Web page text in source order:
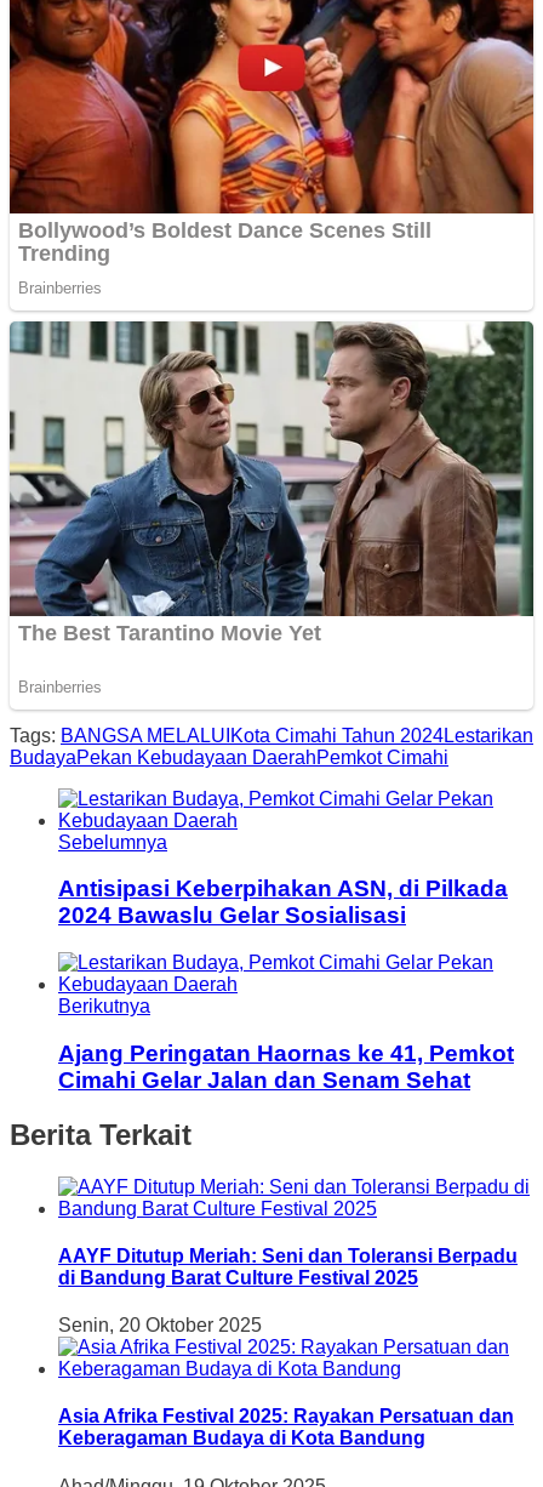
Tags: BANGSA MELALUI Kota Cimahi Tahun 2024Lestarikan
BudayaPekan Kebudayaan DaerahPemkot Cimahi
Sebelumnya
Antisipasi Keberpihakan ASN, di Pilkada
2024 Bawaslu Gelar Sosialisasi
Berikutnya
Ajang Peringatan Haornas ke 41, Pemkot
Cimahi Gelar Jalan dan Senam Sehat
Berita Terkait
AAYF Ditutup Meriah: Seni dan Toleransi Berpadu
di Bandung Barat Culture Festival 2025
Senin, 20 Oktober 2025
Asia Afrika Festival 2025: Rayakan Persatuan dan
Keberagaman Budaya di Kota Bandung